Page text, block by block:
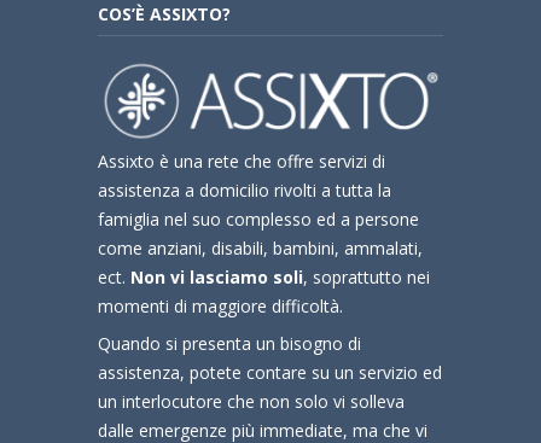
COS’È ASSIXTO?
Assixto è una rete che offre servizi di
assistenza a domicilio rivolti a tutta la
famiglia nel suo complesso ed a persone
come anziani, disabili, bambini, ammalati,
ect. Non vi lasciamo soli, soprattutto nei
momenti di maggiore difficoltà.
Quando si presenta un bisogno di
assistenza, potete contare su un servizio ed
un interlocutore che non solo vi solleva
dalle emergenze più immediate, ma che vi